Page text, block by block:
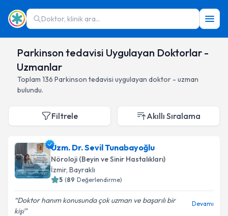
Doktor, klinik ara...
Parkinson tedavisi Uygulayan Doktorlar -
Uzmanlar
Toplam 136 Parkinson tedavisi uygulayan doktor - uzman
bulundu.
Filtrele Akıllı Sıralama
Uzm. Dr. Sevil Tunabayoğlu
Nöroloji (Beyin ve Sinir Hastalıkları)
İzmir, Bayraklı
5 (89 Değerlendirme)
Doktor hanım konusunda çok uzman ve başarılı bir
kişi
Devamı